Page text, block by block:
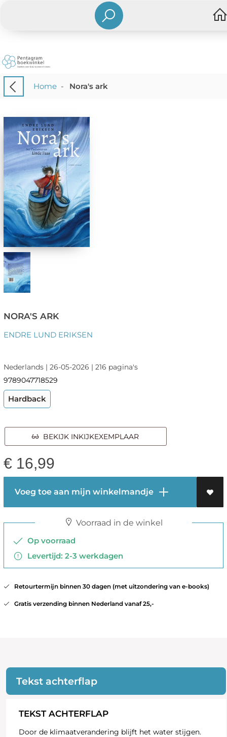
Home- Nora's ark
NORA'S ARK
ENDRE LUND ERIKSEN
Nederlands | 26-05-2026 | 216 pagina's
9789047718529
Hardback
BEKIJK INKIJKEXEMPLAAR
€ 16,99
Voeg toe aan mijn winkelmandje
Voorraad in de winkel
Op voorraad
Levertijd: 2-3 werkdagen
Retourtermijn binnen 30 dagen (met uitzondering van e-books)
Gratis verzending binnen Nederland vanaf 25,-
Tekst achterflap
TEKST ACHTERFLAP
Door de klimaatverandering blijft het water stijgen.